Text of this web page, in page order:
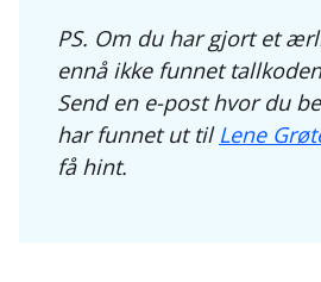
PS. Om du har gjort et
ennå ikke funnet
Send en e-post hvor du
har funnet ut tilLene
få hint.